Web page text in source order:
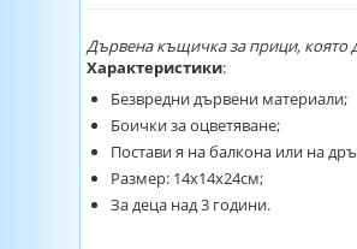
Дървена къщичка за прици, която
Характеристики:
Безвредни дървени материали;
Боички за оцветяване;
Постави я на балкона или на
Размер: 14х14х24см;
За деца над 3 години.